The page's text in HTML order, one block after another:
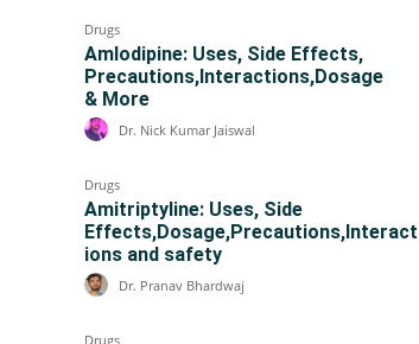
Drugs
Amlodipine: Uses, Side Effects,
Precautions,Interactions,Dosage
& More
Dr. Nick Kumar Jaiswal
Drugs
Amitriptyline: Uses, Side
Effects,Dosage,Precautions,Interact
ions and safety
Dr. Pranav Bhardwaj
Drugs